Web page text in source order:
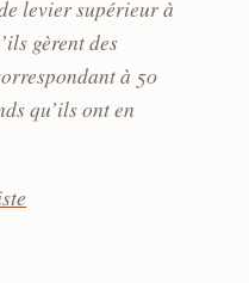
levier supérieur à
gèrent des
à 50
qu’ils ont en